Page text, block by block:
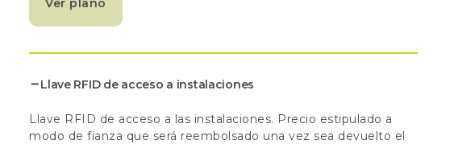
Ver plano
Llave RFID de acceso a instalaciones
Llave RFID de acceso a las instalaciones. Precio estipulado a
modo de fianza que será reembolsado una vez sea devuelto el